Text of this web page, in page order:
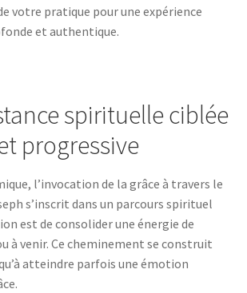
votre pratique pour une expérience
et authentique.
spirituelle ciblée
progressive
l’invocation de la grâce à travers le
s’inscrit dans un parcours spirituel
est de consolider une énergie de
à venir. Ce cheminement se construit
atteindre parfois une émotion